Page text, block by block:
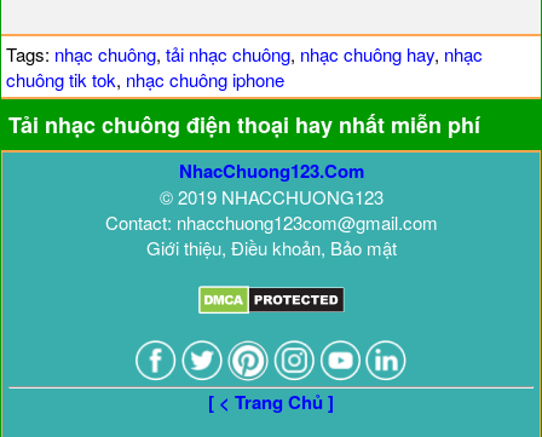
Tags: nhạc chuông, tải nhạc chuông, nhạc chuông hay, nhạc
chuông tik tok, nhạc chuông iphone
Tải nhạc chuông điện thoại hay nhất miễn phí
NhacChuong123.Com
© 2019 NHACCHUONG123
Contact: nhacchuong123com@gmail.com
Giới thiệu, Điều khoản, Bảo mật
[ < Trang Chủ ]